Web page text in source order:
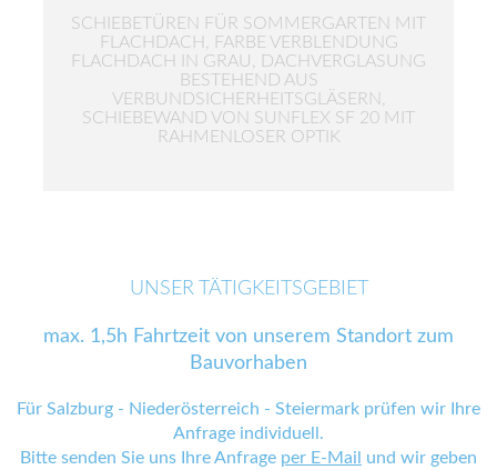
SCHIEBETÜREN FÜR SOMMERGARTEN MIT
FLACHDACH, FARBE VERBLENDUNG
FLACHDACH IN GRAU, DACHVERGLASUNG
BESTEHEND AUS
VERBUNDSICHERHEITSGLÄSERN,
SCHIEBEWAND VON SUNFLEX SF 20 MIT
RAHMENLOSER OPTIK
UNSER TÄTIGKEITSGEBIET
max. 1,5h Fahrtzeit von unserem Standort zum
Bauvorhaben
Für Salzburg - Niederösterreich - Steiermark prüfen wir Ihre
Anfrage individuell.
Bitte senden Sie uns Ihre Anfrage per E-Mail
und wir geben